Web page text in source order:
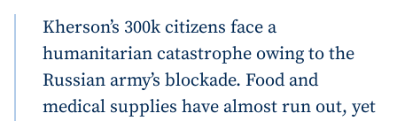
Kherson’s 300k citizens face a
humanitarian catastrophe owing to the
Russian army’s blockade. Food and
medical supplies have almost run out, yet